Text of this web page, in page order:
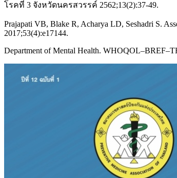
โรคที่ 3 จังหวัดนครสวรรค์ 2562;13(2):37-49.
Prajapati VB, Blake R, Acharya LD, Seshadri S.
2017;53(4):e17144.
Department of Mental Health.